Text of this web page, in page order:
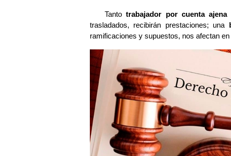
Tantotrabajador por cuenta
trasladados, recibirán prestaciones; una
ramificaciones y supuestos, nos afectan